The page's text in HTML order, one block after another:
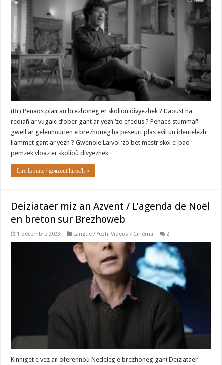
(Br) Penaos plantañ brezhoneg er skolioù divyezhek ? Daoust ha
rediañ ar vugale d’ober gant ar yezh ‘zo efedus ? Penaos stummañ
gwell ar gelennourien e brezhoneg ha peseurt plas evit un identelezh
liammet gant ar yezh ? Gwenole Larvol ‘zo bet mestr skol e-pad
pemzek vloaz er skolioù divyezhek …
Lire la suite / gouzout hiroc'h »
Deiziataer miz an Azvent / L’agenda de Noël
en breton sur Brezhoweb
1 décembre 2023 Langue / Yezh,Videos / Cinéma 2
Kinniget e vez an oferennoù Nedeleg e brezhoneg gant Deiziataer